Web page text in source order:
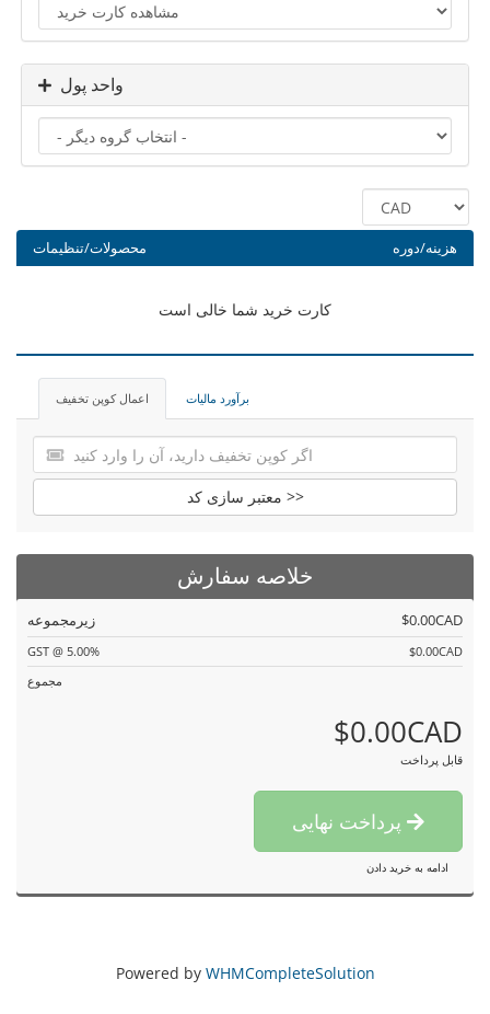
واحد پول
محصولات/تنظیمات هزینه/دوره
کارت خرید شما خالی است
اعمال کوپن تخفیف برآورد مالیات
معتبر سازی کد >>
خلاصه سفارش
زیرمجموعه $0.00CAD
GST @ 5.00%
$0.00CAD
مجموع
$0.00CAD
قابل پرداخت
ادامه به خرید دادن
Powered by WHMCompleteSolution